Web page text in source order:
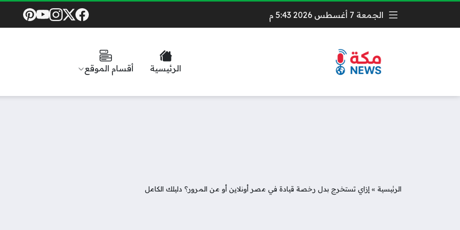
الجمعة 7 أغسطس 2026 5:43 م
Social Links
الرئيسية أقسام الموقع
الرئيسية » إزاي تستخرج بدل رخصة قيادة في مصر أونلاين أو من المرور؟ دليلك الكامل